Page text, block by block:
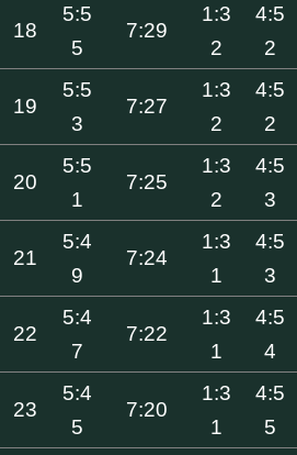
18
5:5
5
7:29
1:3
2
4:5
2
19
5:5
3
7:27
1:3
2
4:5
2
20
5:5
1
7:25
1:3
2
4:5
3
21
5:4
9
7:24
1:3
1
4:5
3
22
5:4
7
7:22
1:3
1
4:5
4
23
5:4
5
7:20
1:3
1
4:5
5